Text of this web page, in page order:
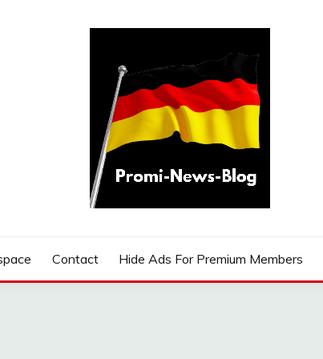
Contact Hide Ads For Premium Members